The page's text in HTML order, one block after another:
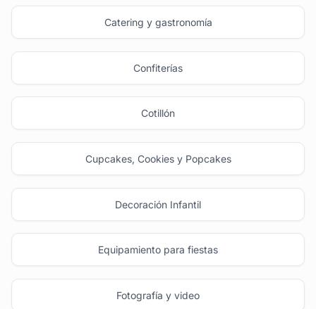
Catering y gastronomía
Confiterías
Cotillón
Cupcakes, Cookies y Popcakes
Decoración Infantil
Equipamiento para fiestas
Fotografía y video